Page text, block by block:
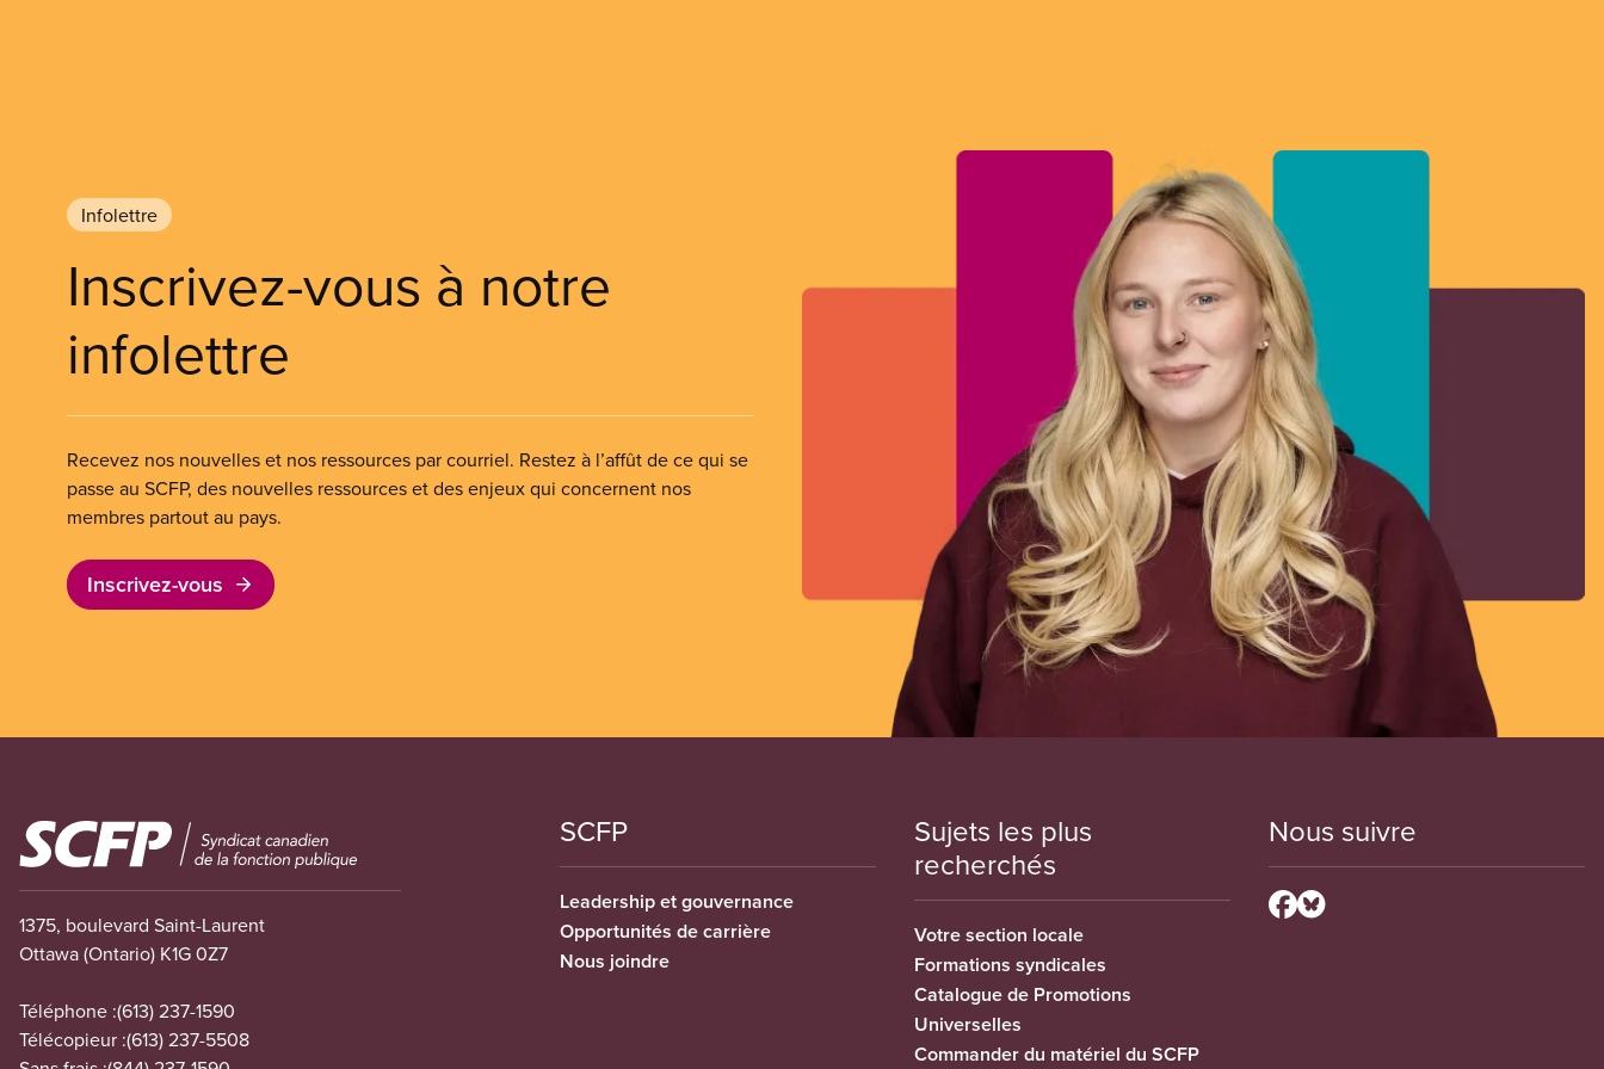
Infolettre
Inscrivez-vous à notre
infolettre
Recevez nos nouvelles et nos ressources par courriel. Restez à l’affût de ce qui se
passe au SCFP, des nouvelles ressources et des enjeux qui concernent nos
membres partout au pays.
Inscrivez-vous
Image
1375, boulevard Saint-Laurent
Ottawa (Ontario) K1G 0Z7
Téléphone :(613) 237-1590
Télécopieur :(613) 237-5508
SCFP
Leadership et gouvernance
Opportunités de carrière
Nous joindre
Sujets les plus
recherchés
Votre section locale
Formations syndicales
Catalogue de Promotions
Universelles
Commander du matériel du SCFP
Nous suivre